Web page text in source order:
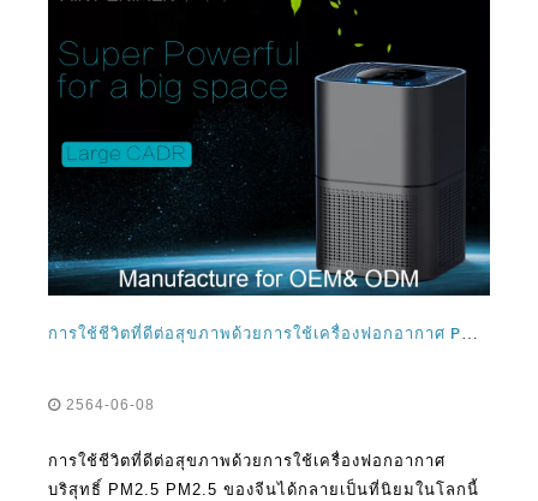
2564-06-08
การใช้ชีวิตที่ดีต่อสุขภาพด้วยการใช้เครื่องฟอกอากาศ
บริสุทธิ์ PM2.5 PM2.5 ของจีนได้กลายเป็นที่นิยมในโลกนี้